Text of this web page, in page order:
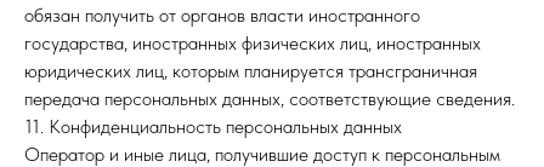
обязан получить от органов власти иностранного
государства, иностранных физических лиц, иностранных
юридических лиц, которым планируется трансграничная
передача персональных данных, соответствующие сведения.
11. Конфиденциальность персональных данных
Оператор и иные лица, получившие доступ к персональным